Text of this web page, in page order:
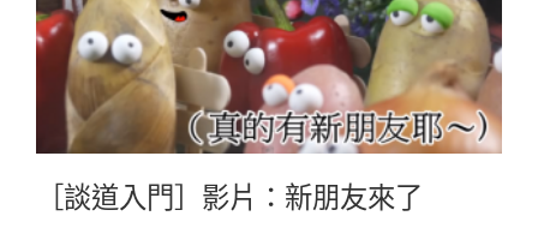
［談道入門］影片：新朋友來了